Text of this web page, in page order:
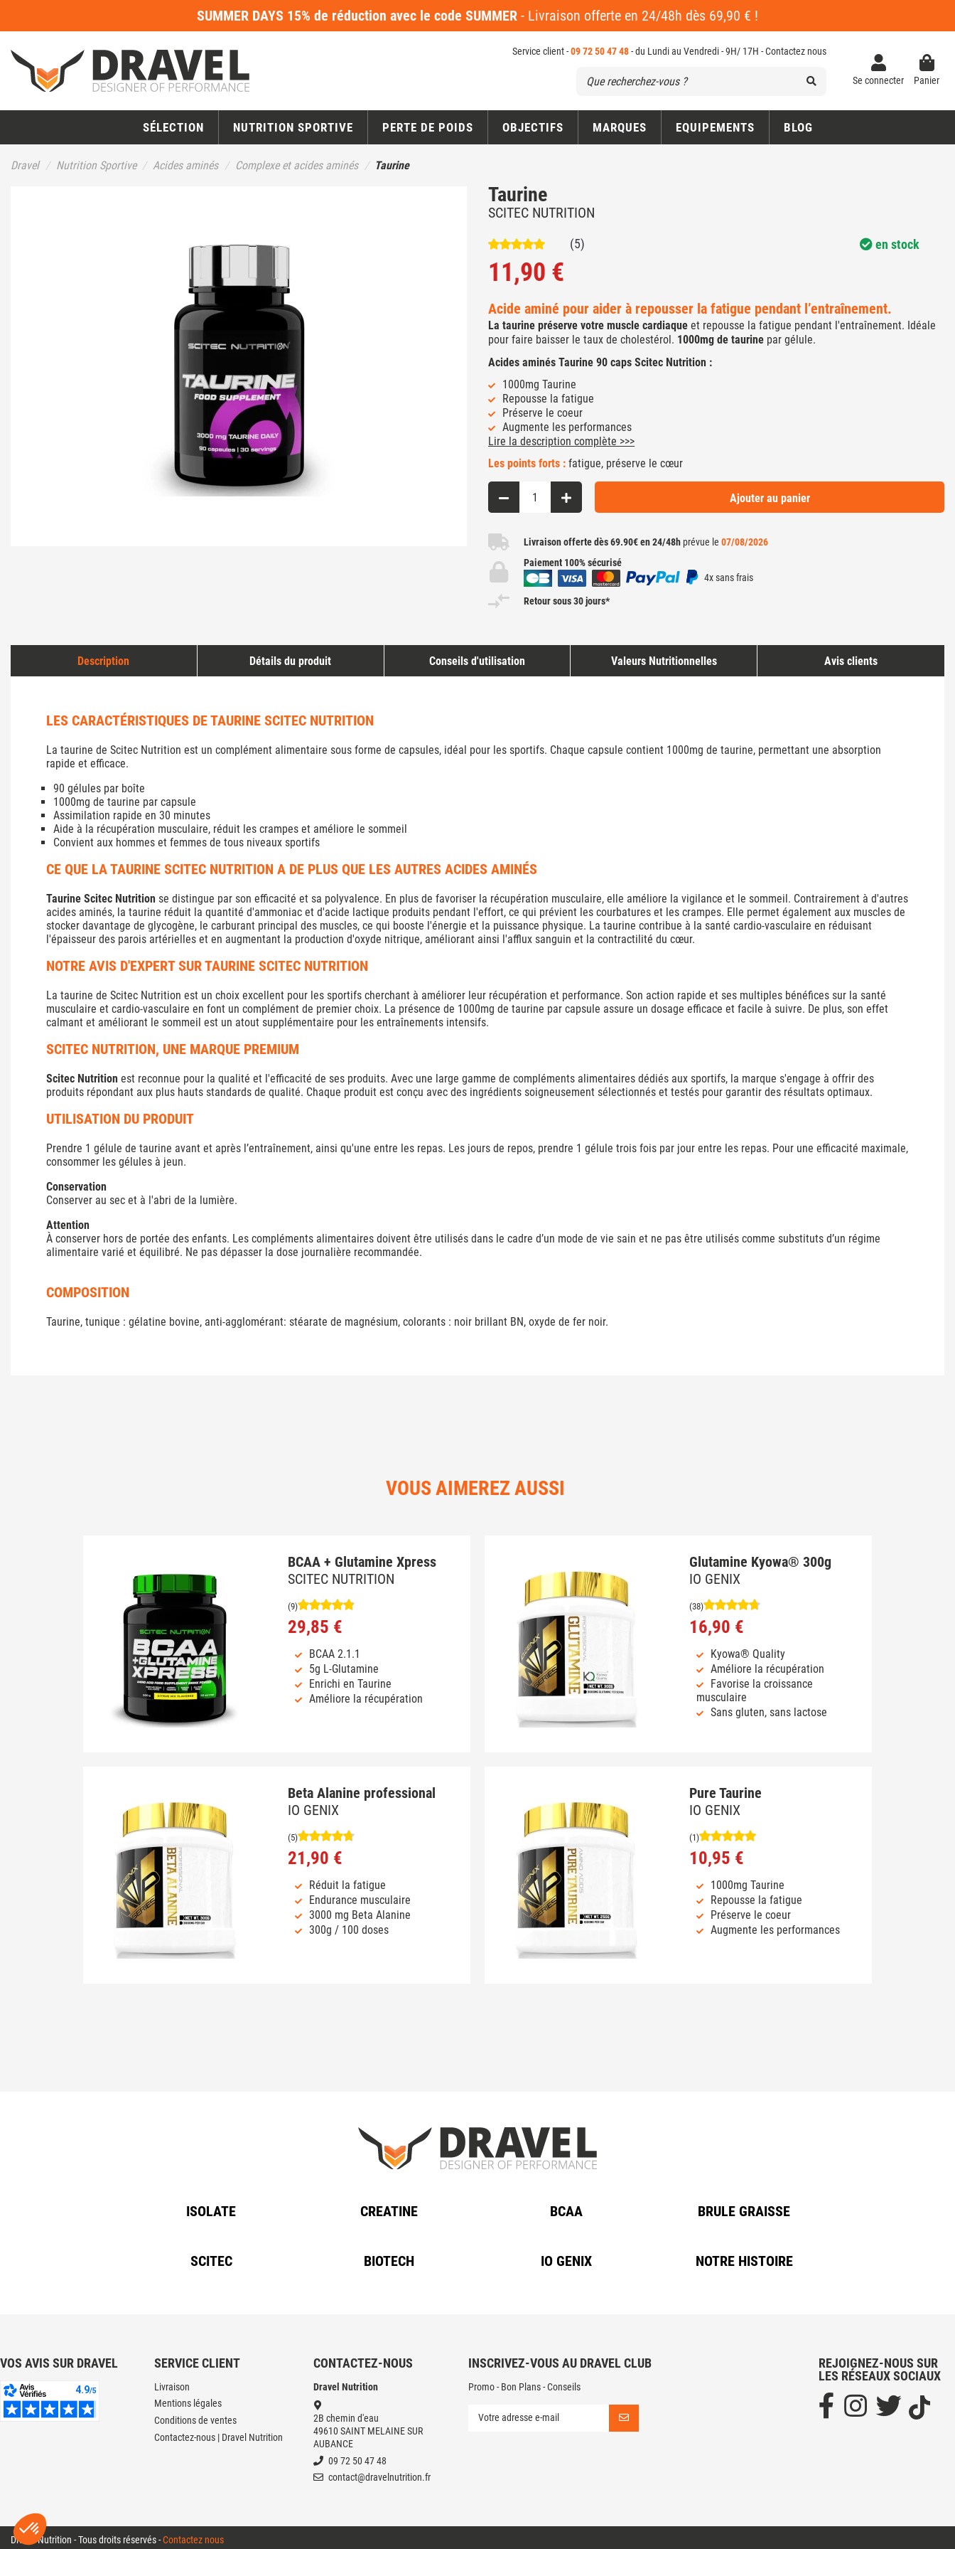
SUMMER DAYS 15% de réduction avec le code SUMMER - Livraison offerte en 24/48h dès 69,90 € !
Service client -09 72 50 47 48- du Lundi au Vendredi - 9H/ 17H -Contactez nous
Se connecter Panier
SÉLECTION NUTRITION SPORTIVE PERTE DE POIDS OBJECTIFS MARQUES EQUIPEMENTS BLOG
Dravel Nutrition Sportive Acides aminés Complexe et acides aminés Taurine
Taurine
SCITEC NUTRITION
(5)
11,90 €
Acide aminé pour aider à repousser la fatigue pendant l’entraînement.
La taurine préserve votre muscle cardiaque et repousse la fatigue pendant l'entraînement. Idéale
pour faire baisser le taux de cholestérol. 1000mg de taurine par gélule.
Acides aminés Taurine 90 caps Scitec Nutrition :
1000mg Taurine
Repousse la fatigue
Préserve le coeur
Augmente les performances
Lire la description complète >>>
Les points forts : fatigue, préserve le cœur
Ajouter au panier
Livraison offerte dès 69.90€ en 24/48h prévue le 07/08/2026
Paiement 100% sécurisé
4x sans frais
Retour sous 30 jours*
en stock
Description Détails du produit Conseils d'utilisation Valeurs Nutritionnelles Avis clients
LES CARACTÉRISTIQUES DE TAURINE SCITEC NUTRITION
La taurine de Scitec Nutrition est un complément alimentaire sous forme de capsules, idéal pour les sportifs. Chaque capsule contient 1000mg de taurine, permettant une absorption
rapide et efficace.
90 gélules par boîte
1000mg de taurine par capsule
Assimilation rapide en 30 minutes
Aide à la récupération musculaire, réduit les crampes et améliore le sommeil
Convient aux hommes et femmes de tous niveaux sportifs
CE QUE LA TAURINE SCITEC NUTRITION A DE PLUS QUE LES AUTRES ACIDES AMINÉS
Taurine Scitec Nutrition se distingue par son efficacité et sa polyvalence. En plus de favoriser la récupération musculaire, elle améliore la vigilance et le sommeil. Contrairement à d'autres
acides aminés, la taurine réduit la quantité d'ammoniac et d'acide lactique produits pendant l'effort, ce qui prévient les courbatures et les crampes. Elle permet également aux muscles de
stocker davantage de glycogène, le carburant principal des muscles, ce qui booste l'énergie et la puissance physique. La taurine contribue à la santé cardio-vasculaire en réduisant
l'épaisseur des parois artérielles et en augmentant la production d'oxyde nitrique, améliorant ainsi l'afflux sanguin et la contractilité du cœur.
NOTRE AVIS D'EXPERT SUR TAURINE SCITEC NUTRITION
La taurine de Scitec Nutrition est un choix excellent pour les sportifs cherchant à améliorer leur récupération et performance. Son action rapide et ses multiples bénéfices sur la santé
musculaire et cardio-vasculaire en font un complément de premier choix. La présence de 1000mg de taurine par capsule assure un dosage efficace et facile à suivre. De plus, son effet
calmant et améliorant le sommeil est un atout supplémentaire pour les entraînements intensifs.
SCITEC NUTRITION, UNE MARQUE PREMIUM
Scitec Nutrition est reconnue pour la qualité et l'efficacité de ses produits. Avec une large gamme de compléments alimentaires dédiés aux sportifs, la marque s'engage à offrir des
produits répondant aux plus hauts standards de qualité. Chaque produit est conçu avec des ingrédients soigneusement sélectionnés et testés pour garantir des résultats optimaux.
UTILISATION DU PRODUIT
Prendre 1 gélule de taurine avant et après l’entraînement, ainsi qu'une entre les repas. Les jours de repos, prendre 1 gélule trois fois par jour entre les repas. Pour une efficacité maximale,
consommer les gélules à jeun.
Conservation
Conserver au sec et à l'abri de la lumière.
Attention
À conserver hors de portée des enfants. Les compléments alimentaires doivent être utilisés dans le cadre d’un mode de vie sain et ne pas être utilisés comme substituts d’un régime
alimentaire varié et équilibré. Ne pas dépasser la dose journalière recommandée.
COMPOSITION
Taurine, tunique : gélatine bovine, anti-agglomérant: stéarate de magnésium, colorants : noir brillant BN, oxyde de fer noir.
VOUS AIMEREZ AUSSI
BCAA + Glutamine Xpress
SCITEC NUTRITION
(9)
29,85 €
BCAA 2.1.1
5g L-Glutamine
Enrichi en Taurine
Améliore la récupération
Glutamine Kyowa® 300g
IO GENIX
(38)
16,90 €
Kyowa® Quality
Améliore la récupération
Favorise la croissance
musculaire
Sans gluten, sans lactose
Beta Alanine professional
IO GENIX
(5)
21,90 €
Réduit la fatigue
Endurance musculaire
3000 mg Beta Alanine
300g / 100 doses
Pure Taurine
IO GENIX
(1)
10,95 €
1000mg Taurine
Repousse la fatigue
Préserve le coeur
Augmente les performances
ISOLATE CREATINE BCAA BRULE GRAISSE
SCITEC BIOTECH IO GENIX NOTRE HISTOIRE
VOS AVIS SUR DRAVEL SERVICE CLIENT
Livraison
Mentions légales
Conditions de ventes
Contactez-nous | Dravel Nutrition
CONTACTEZ-NOUS
Dravel Nutrition
2B chemin d'eau
49610 SAINT MELAINE SUR
AUBANCE
09 72 50 47 48
contact@dravelnutrition.fr
INSCRIVEZ-VOUS AU DRAVEL CLUB
Promo - Bon Plans - Conseils
REJOIGNEZ-NOUS SUR
LES RÉSEAUX SOCIAUX
Dravel Nutrition - Tous droits réservés -Contactez nous